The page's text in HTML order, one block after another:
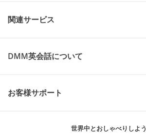
関連サービス
DMM英会話について
お客様サポート
世界中とおしゃべりしよう